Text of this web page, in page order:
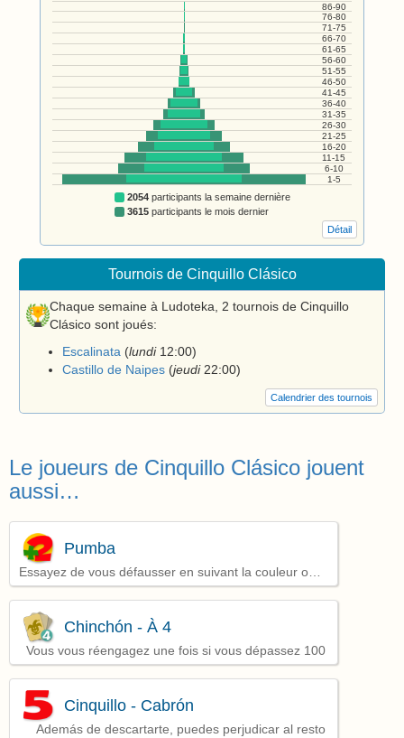
86-90
76-80
71-75
66-70
61-65
56-60
51-55
46-50
41-45
36-40
31-35
26-30
21-25
16-20
11-15
6-10
1-5
2054participants la semaine dernière
3615participants le mois dernier
Détail
Tournois de Cinquillo Clásico
Chaque semaine à Ludoteka, 2 tournois de Cinquillo
Clásico sont joués:
Escalinata (lundi12:00)
Castillo de Naipes (jeudi22:00)
Calendrier des tournois
Le joueurs de Cinquillo Clásico jouent
aussi…
Essayez de vous défausser en suivant la couleur ou
le numéro de la dernière carte jouée
Pumba
Vous vous réengagez une fois si vous dépassez 100
Chinchón - À 4
Además de descartarte, puedes perjudicar al resto
Cinquillo - Cabrón